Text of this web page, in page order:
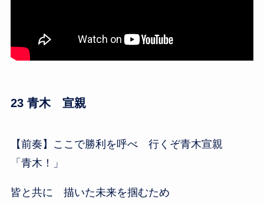
23 青木 宣親
【前奏】ここで勝利を呼べ 行くぞ青木宣親
「青木！」
皆と共に 描いた未来を掴むため